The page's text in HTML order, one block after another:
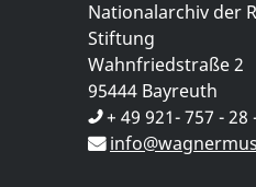
Nationalarchiv der
Stiftung
Wahnfriedstraße 2
95444 Bayreuth
+ 49 921- 757 - 28